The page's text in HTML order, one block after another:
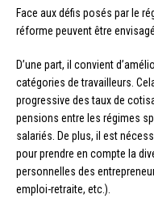
Face aux défis posés par le
réforme peuvent être
D’une part, il convient
catégories de travailleurs.
progressive des taux de
pensions entre les régimes
salariés. De plus, il est
pour prendre en compte la
personnelles des
emploi-retraite, etc.).